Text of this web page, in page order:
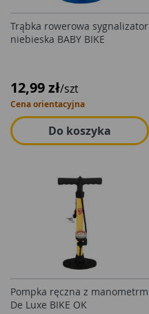
Trąbka rowerowa sygnalizator
niebieska BABY BIKE
12,99 zł/szt
Cena orientacyjna
Do koszyka
Pompka ręczna z manometrm
De Luxe BIKE OK